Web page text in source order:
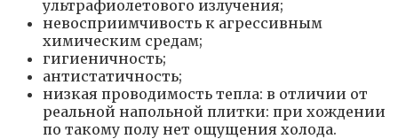
ультрафиолетового излучения;
невосприимчивость к агрессивным
химическим средам;
гигиеничность;
антистатичность;
низкая проводимость тепла: в отличии от
реальной напольной плитки: при хождении
по такому полу нет ощущения холода.